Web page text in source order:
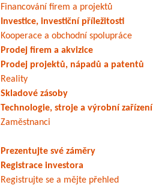
Financování firem a projektů
Investice, investiční příležitosti
Kooperace a obchodní spolupráce
Prodej firem a akvizice
Prodej projektů, nápadů a patentů
Reality
Skladové zásoby
Technologie, stroje a výrobní zařízení
Zaměstnanci
Prezentujte své záměry
Registrace investora
Registrujte se a mějte přehled